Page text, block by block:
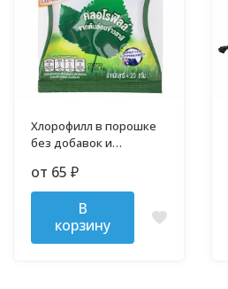
Хлорофилл в порошке
без добавок и
от 65 ₽
В
корзину